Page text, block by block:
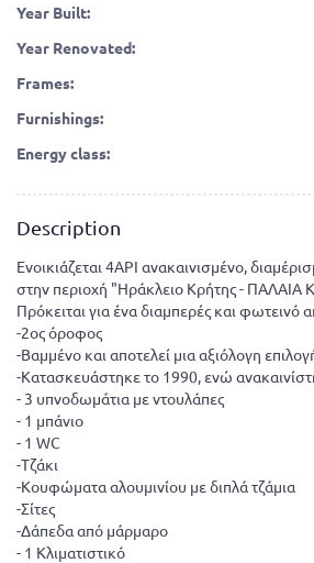
Year Built:
Year Renovated:
Frames:
Furnishings:
Energy class:
Description
Ενοικιάζεται 4ΑΡΙ ανακαινισμένο,
στην περιοχή "Ηράκλειο Κρήτης - ΠΑΛΑΙΑ
Πρόκειται για ένα διαμπερές και φωτεινό
-2ος όροφος
-Βαμμένο και αποτελεί μια αξιόλογη
-Κατασκευάστηκε το 1990, ενώ
- 3 υπνοδωμάτια με ντουλάπες
- 1 μπάνιο
- 1 WC
-Τζάκι
-Κουφώματα αλουμινίου με διπλά τζάμια
-Σίτες
-Δάπεδα από μάρμαρο
- 1 Κλιματιστικό